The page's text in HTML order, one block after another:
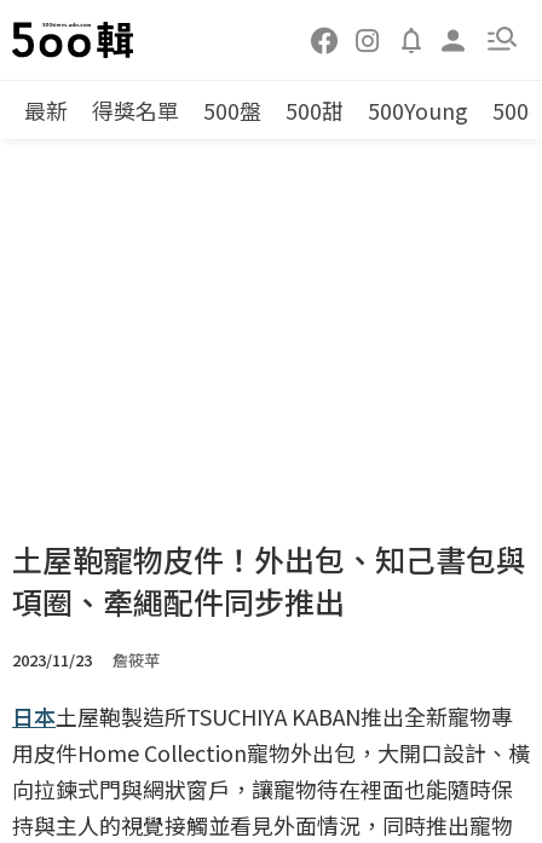
最新 得獎名單 500盤 500甜 500Young 500
土屋鞄寵物皮件！外出包、知己書包與
項圈、牽繩配件同步推出
2023/11/23 詹筱苹
日本土屋鞄製造所TSUCHIYA KABAN推出全新寵物專
用皮件Home Collection寵物外出包，大開口設計、橫
向拉鍊式門與網狀窗戶，讓寵物待在裡面也能隨時保
持與主人的視覺接觸並看見外面情況，同時推出寵物